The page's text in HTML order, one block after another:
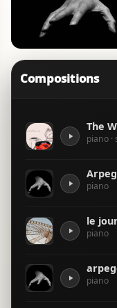
Compositions
The
piano
piano
le
piano
piano